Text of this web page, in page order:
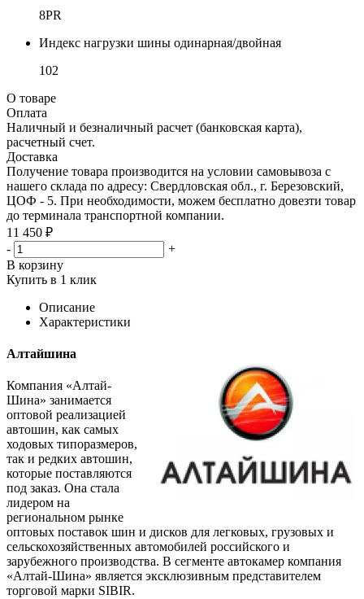
8PR
Индекс нагрузки шины одинарная/двойная
102
О товаре
Оплата
Наличный и безналичный расчет (банковская карта),
расчетный счет.
Доставка
Получение товара производится на условии самовывоза с
нашего склада по адресу: Свердловская обл., г. Березовский,
ЦОФ - 5. При необходимости, можем бесплатно довезти товар
до терминала транспортной компании.
11 450 ₽
-
+
В корзину
Купить в 1 клик
Описание
Характеристики
Алтайшина
Компания «Алтай-
Шина» занимается
оптовой реализацией
автошин, как самых
ходовых типоразмеров,
так и редких автошин,
которые поставляются
под заказ. Она стала
лидером на
региональном рынке
оптовых поставок шин и дисков для легковых, грузовых и
сельскохозяйственных автомобилей российского и
зарубежного производства. В сегменте автокамер компания
«Алтай-Шина» является эксклюзивным представителем
торговой марки SIBIR.